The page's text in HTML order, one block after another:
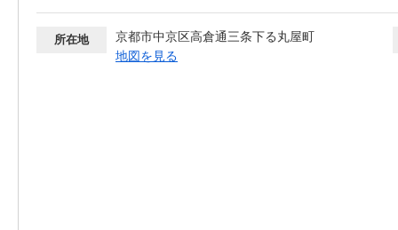
所在地
京都市中京区高倉通三条下る丸屋町
地図を見る